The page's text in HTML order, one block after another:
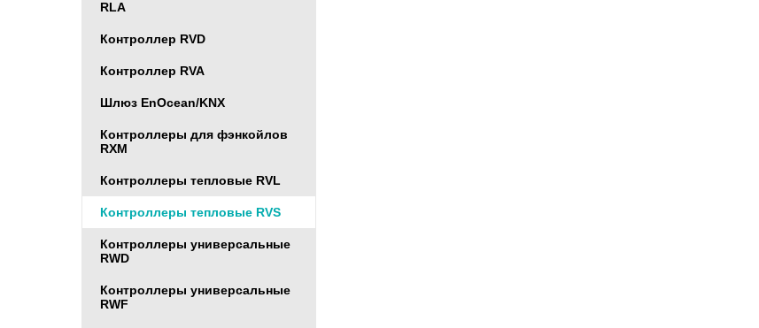
RLA
Контроллер RVD
Контроллер RVA
Шлюз EnOcean/KNX
Контроллеры для фэнкойлов
RXM
Контроллеры тепловые RVL
Контроллеры тепловые RVS
Контроллеры универсальные
RWD
Контроллеры универсальные
RWF